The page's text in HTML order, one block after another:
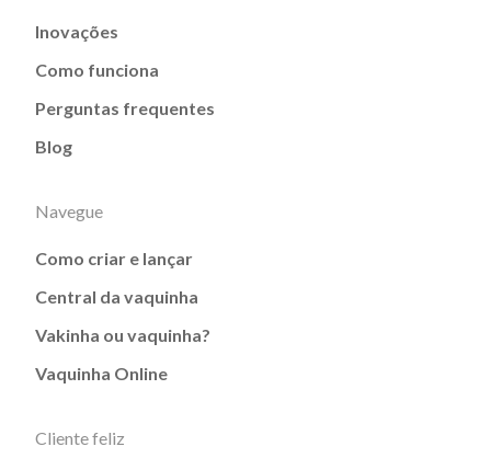
Inovações
Como funciona
Perguntas frequentes
Blog
Navegue
Como criar e lançar
Central da vaquinha
Vakinha ou vaquinha?
Vaquinha Online
Cliente feliz